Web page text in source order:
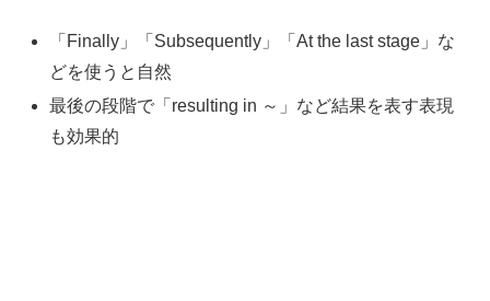
「Finally」「Subsequently」「At the last stage」な
どを使うと自然
最後の段階で「resulting in ～」など結果を表す表現
も効果的